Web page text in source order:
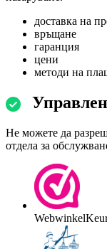
доставка на
връщане
гаранция
цени
методи на
Не можете да
отдела за